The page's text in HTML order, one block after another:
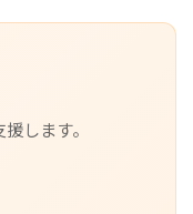
します。